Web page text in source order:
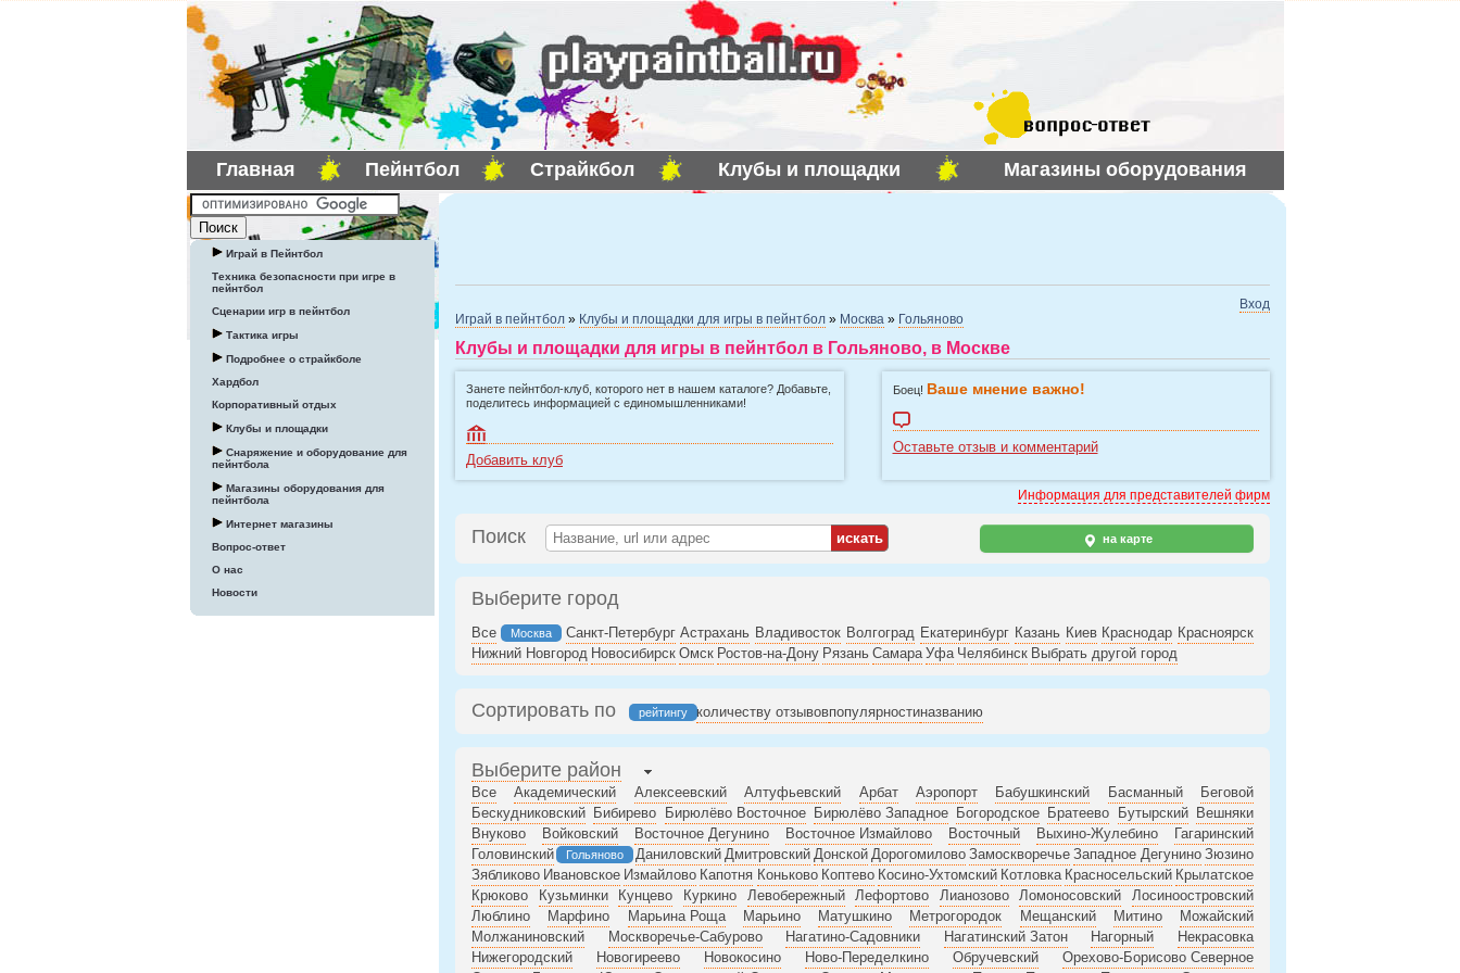
Главная Пейнтбол Страйкбол Клубы и площадки Магазины оборудования
Играй в Пейнтбол
Техника безопасности при игре в
пейнтбол
Сценарии игр в пейнтбол
Тактика игры
Подробнее о страйкболе
Хардбол
Корпоративный отдых
Клубы и площадки
Снаряжение и оборудование для
пейнтбола
Магазины оборудования для
пейнтбола
Интернет магазины
Вопрос-ответ
О нас
Новости
Вход
Играй в пейнтбол » Клубы и площадки для игры в пейнтбол » Москва » Гольяново
Клубы и площадки для игры в пейнтбол в Гольяново, в Москве
Занете пейнтбол-клуб, которого нет в нашем каталоге? Добавьте,
поделитесь информацией с единомышленниками!
Добавить клуб
Боец! Ваше мнение важно!
Оставьте отзыв и комментарий
Информация для представителей фирм
Поиск на карте
Выберите город
Все Москва Санкт-Петербург Астрахань Владивосток Волгоград Екатеринбург Казань Киев Краснодар Красноярск
Нижний Новгород Новосибирск Омск Ростов-на-Дону Рязань Самара Уфа Челябинск Выбрать другой город
Сортировать по рейтингу количеству отзывовпопулярностиназванию
Выберите район
Все Академический Алексеевский Алтуфьевский Арбат Аэропорт Бабушкинский Басманный
Беговой
Бескудниковский Бибирево Бирюлёво Восточное Бирюлёво Западное Богородское Братеево Бутырский
Вешняки
Внуково
Войковский Восточное Дегунино Восточное Измайлово Восточный Выхино-Жулебино
Гагаринский
Головинский
Гольяново Даниловский Дмитровский Донской Дорогомилово Замоскворечье Западное Дегунино Зюзино
Зябликово Ивановское Измайлово Капотня Коньково Коптево Косино-Ухтомский Котловка Красносельский Крылатское
Крюково
Кузьминки Кунцево Куркино Левобережный Лефортово Лианозово Ломоносовский
Лосиноостровский
Люблино
Марфино Марьина Роща Марьино Матушкино Метрогородок Мещанский Митино
Можайский
Молжаниновский
Москворечье-Сабурово Нагатино-Садовники Нагатинский Затон Нагорный
Некрасовка
Нижегородский
Новогиреево Новокосино Ново-Переделкино Обручевский
Орехово-Борисово Северное